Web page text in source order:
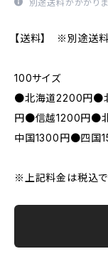
別途送料がかかりま
【送料】 ※別途送
100サイズ
●北海道2200円●
円●信越1200円●
中国1300円●四国
※上記料金は税込で